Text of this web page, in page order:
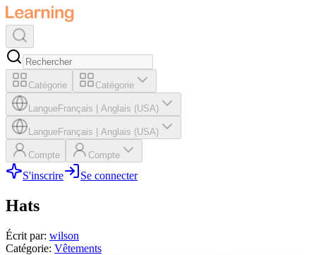
Catégorie Catégorie
LangueFrançais Anglais (USA)
LangueFrançais Anglais (USA)
Compte Compte
S'inscrire Se connecter
Hats
Écrit par: wilson
Catégorie: Vêtements